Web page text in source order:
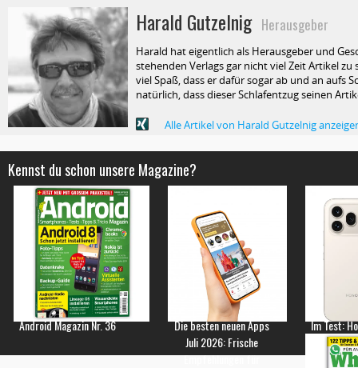
Harald GutzelnigHerausgeber
Harald hat eigentlich als Herausgeber und
stehenden Verlags gar nicht viel Zeit Artikel
viel Spaß, dass er dafür sogar ab und an aufs
natürlich, dass dieser Schlafentzug seinen
Alle Artikel von Harald Gutzelnig
Kennst du schon unsere Magazine?
Android Magazin Nr. 36
Die besten neuen Apps
Juli 2026: Frische
Empfehlungen für
Im Test: